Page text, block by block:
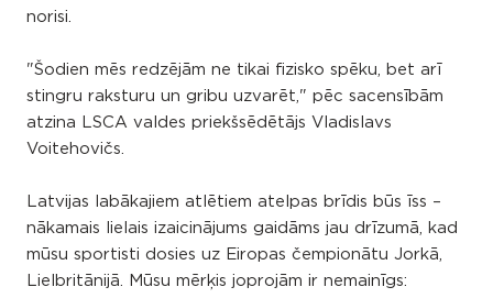
norisi.
"Šodien mēs redzējām ne tikai fizisko spēku, bet arī
stingru raksturu un gribu uzvarēt," pēc sacensībām
atzina LSCA valdes priekšsēdētājs Vladislavs
Voitehovičs.
Latvijas labākajiem atlētiem atelpas brīdis būs īss –
nākamais lielais izaicinājums gaidāms jau drīzumā, kad
mūsu sportisti dosies uz Eiropas čempionātu Jorkā,
Lielbritānijā. Mūsu mērķis joprojām ir nemainīgs: